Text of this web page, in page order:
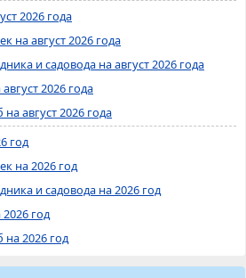
2026 года
на август 2026 года
и садовода на август 2026 года
2026 года
август 2026 года
год
на 2026 год
и садовода на 2026 год
год
2026 год